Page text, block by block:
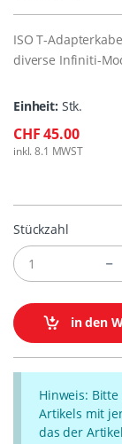
ISO T-
diverse Infiniti-
Einheit: Stk.
CHF 45.00
inkl. 8.1 MWST
Stückzahl
in den
Hinweis:
Artikels mit
das der